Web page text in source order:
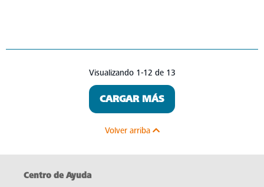
Visualizando 1-12 de 13
CARGAR MÁS
Volver arriba
Centro de Ayuda